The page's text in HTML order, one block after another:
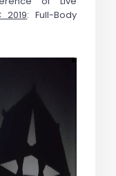
2019: Full-Body